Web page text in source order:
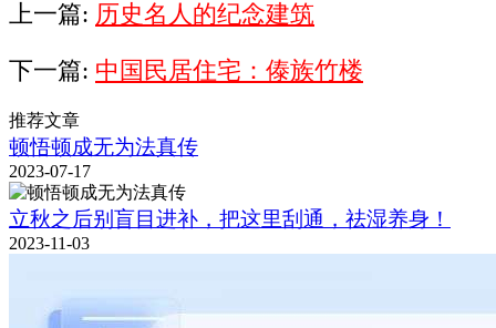
上一篇: 历史名人的纪念建筑
下一篇: 中国民居住宅：傣族竹楼
推荐文章
顿悟顿成无为法真传
2023-07-17
立秋之后别盲目进补，把这里刮通，祛湿养身！
2023-11-03